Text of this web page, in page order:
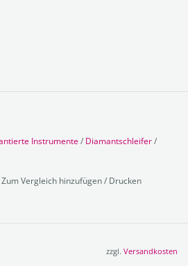
Instrumente/ Diamantschleifer/
Zum Vergleich hinzufügen/ Drucken
zzgl. Versandkosten